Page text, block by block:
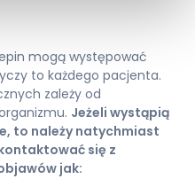
mogą występować
to każdego pacjenta.
zależy od
Jeżeli wystąpią
to należy natychmiast
się z
jak: